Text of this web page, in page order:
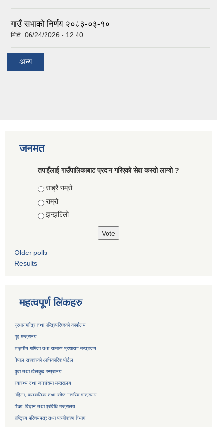
गाउँ सभाको निर्णय २०८३-०३-१०
मिति: 06/24/2026 - 12:40
अन्य
जनमत
तपाइँलाई गाउँपालिकाबाट प्रदान गरिएको सेवा कस्तो लाग्यो ?
Choices
साह्रै राम्रो
राम्रो
झन्झटिलो
Older polls
Results
महत्वपूर्ण लिंकहरु
प्रधानमन्त्रि तथा मन्त्रिपरिषदको कार्यालय
गृह मन्त्रालय
सङ्घीय मामिला तथा सामान्य प्रशासन मन्त्रालय
नेपाल सरकारको आधिकारिक पोर्टल
युवा तथा खेलकुद मन्त्रालय
स्वास्थ्य तथा जनसंख्या मन्त्रालय
महिला, बालबालिका तथा ज्येष्ठ नागरिक मन्त्रालय
शिक्षा, विज्ञान तथा प्रविधि मन्त्रालय
राष्ट्रिय परिचयपत्र तथापञ्जीकरण विभाग